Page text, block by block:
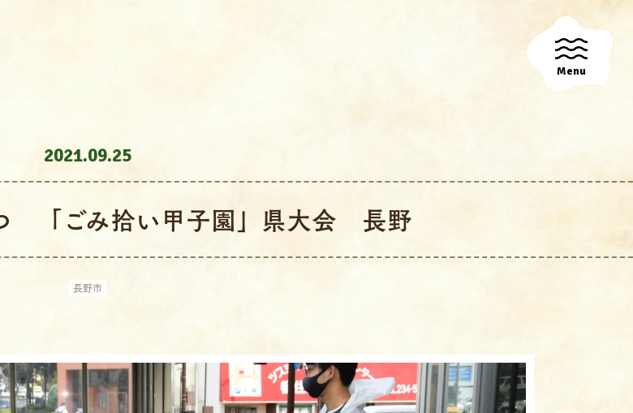
Menu
2021.09.25
「ごみ拾い甲子園」県大会 長野
長野市